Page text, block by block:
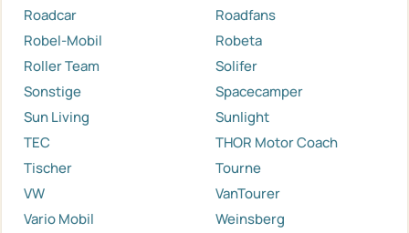
Roadcar
Roadfans
Robel-Mobil
Robeta
Roller Team
Solifer
Sonstige
Spacecamper
Sun Living
Sunlight
TEC
THOR Motor Coach
Tischer
Tourne
VW
VanTourer
Vario Mobil
Weinsberg